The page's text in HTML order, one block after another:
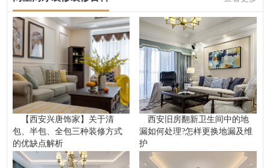
【西安兴唐饰家】关于清
包、半包、全包三种装修方式
的优缺点解析
西安旧房翻新卫生间中的地
漏如何处理?怎样更换地漏及维
护